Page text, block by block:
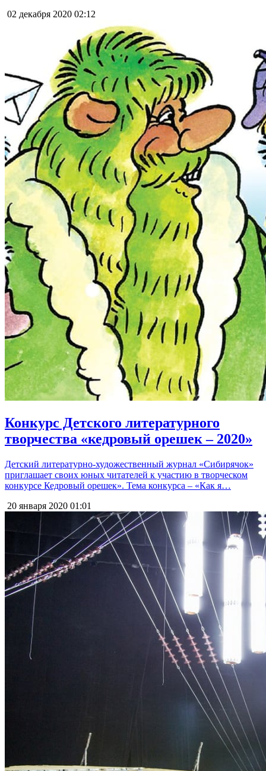
02 декабря 2020 02:12
Конкурс Детского литературного
творчества «кедровый орешек – 2020»
Детский литературно-художественный журнал «Сибирячок»
приглашает своих юных читателей к участию в творческом
конкурсе Кедровый орешек». Тема конкурса – «Как я…
20 января 2020 01:01